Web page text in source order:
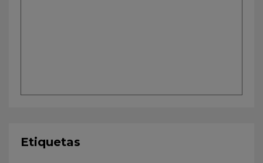
Etiquetas